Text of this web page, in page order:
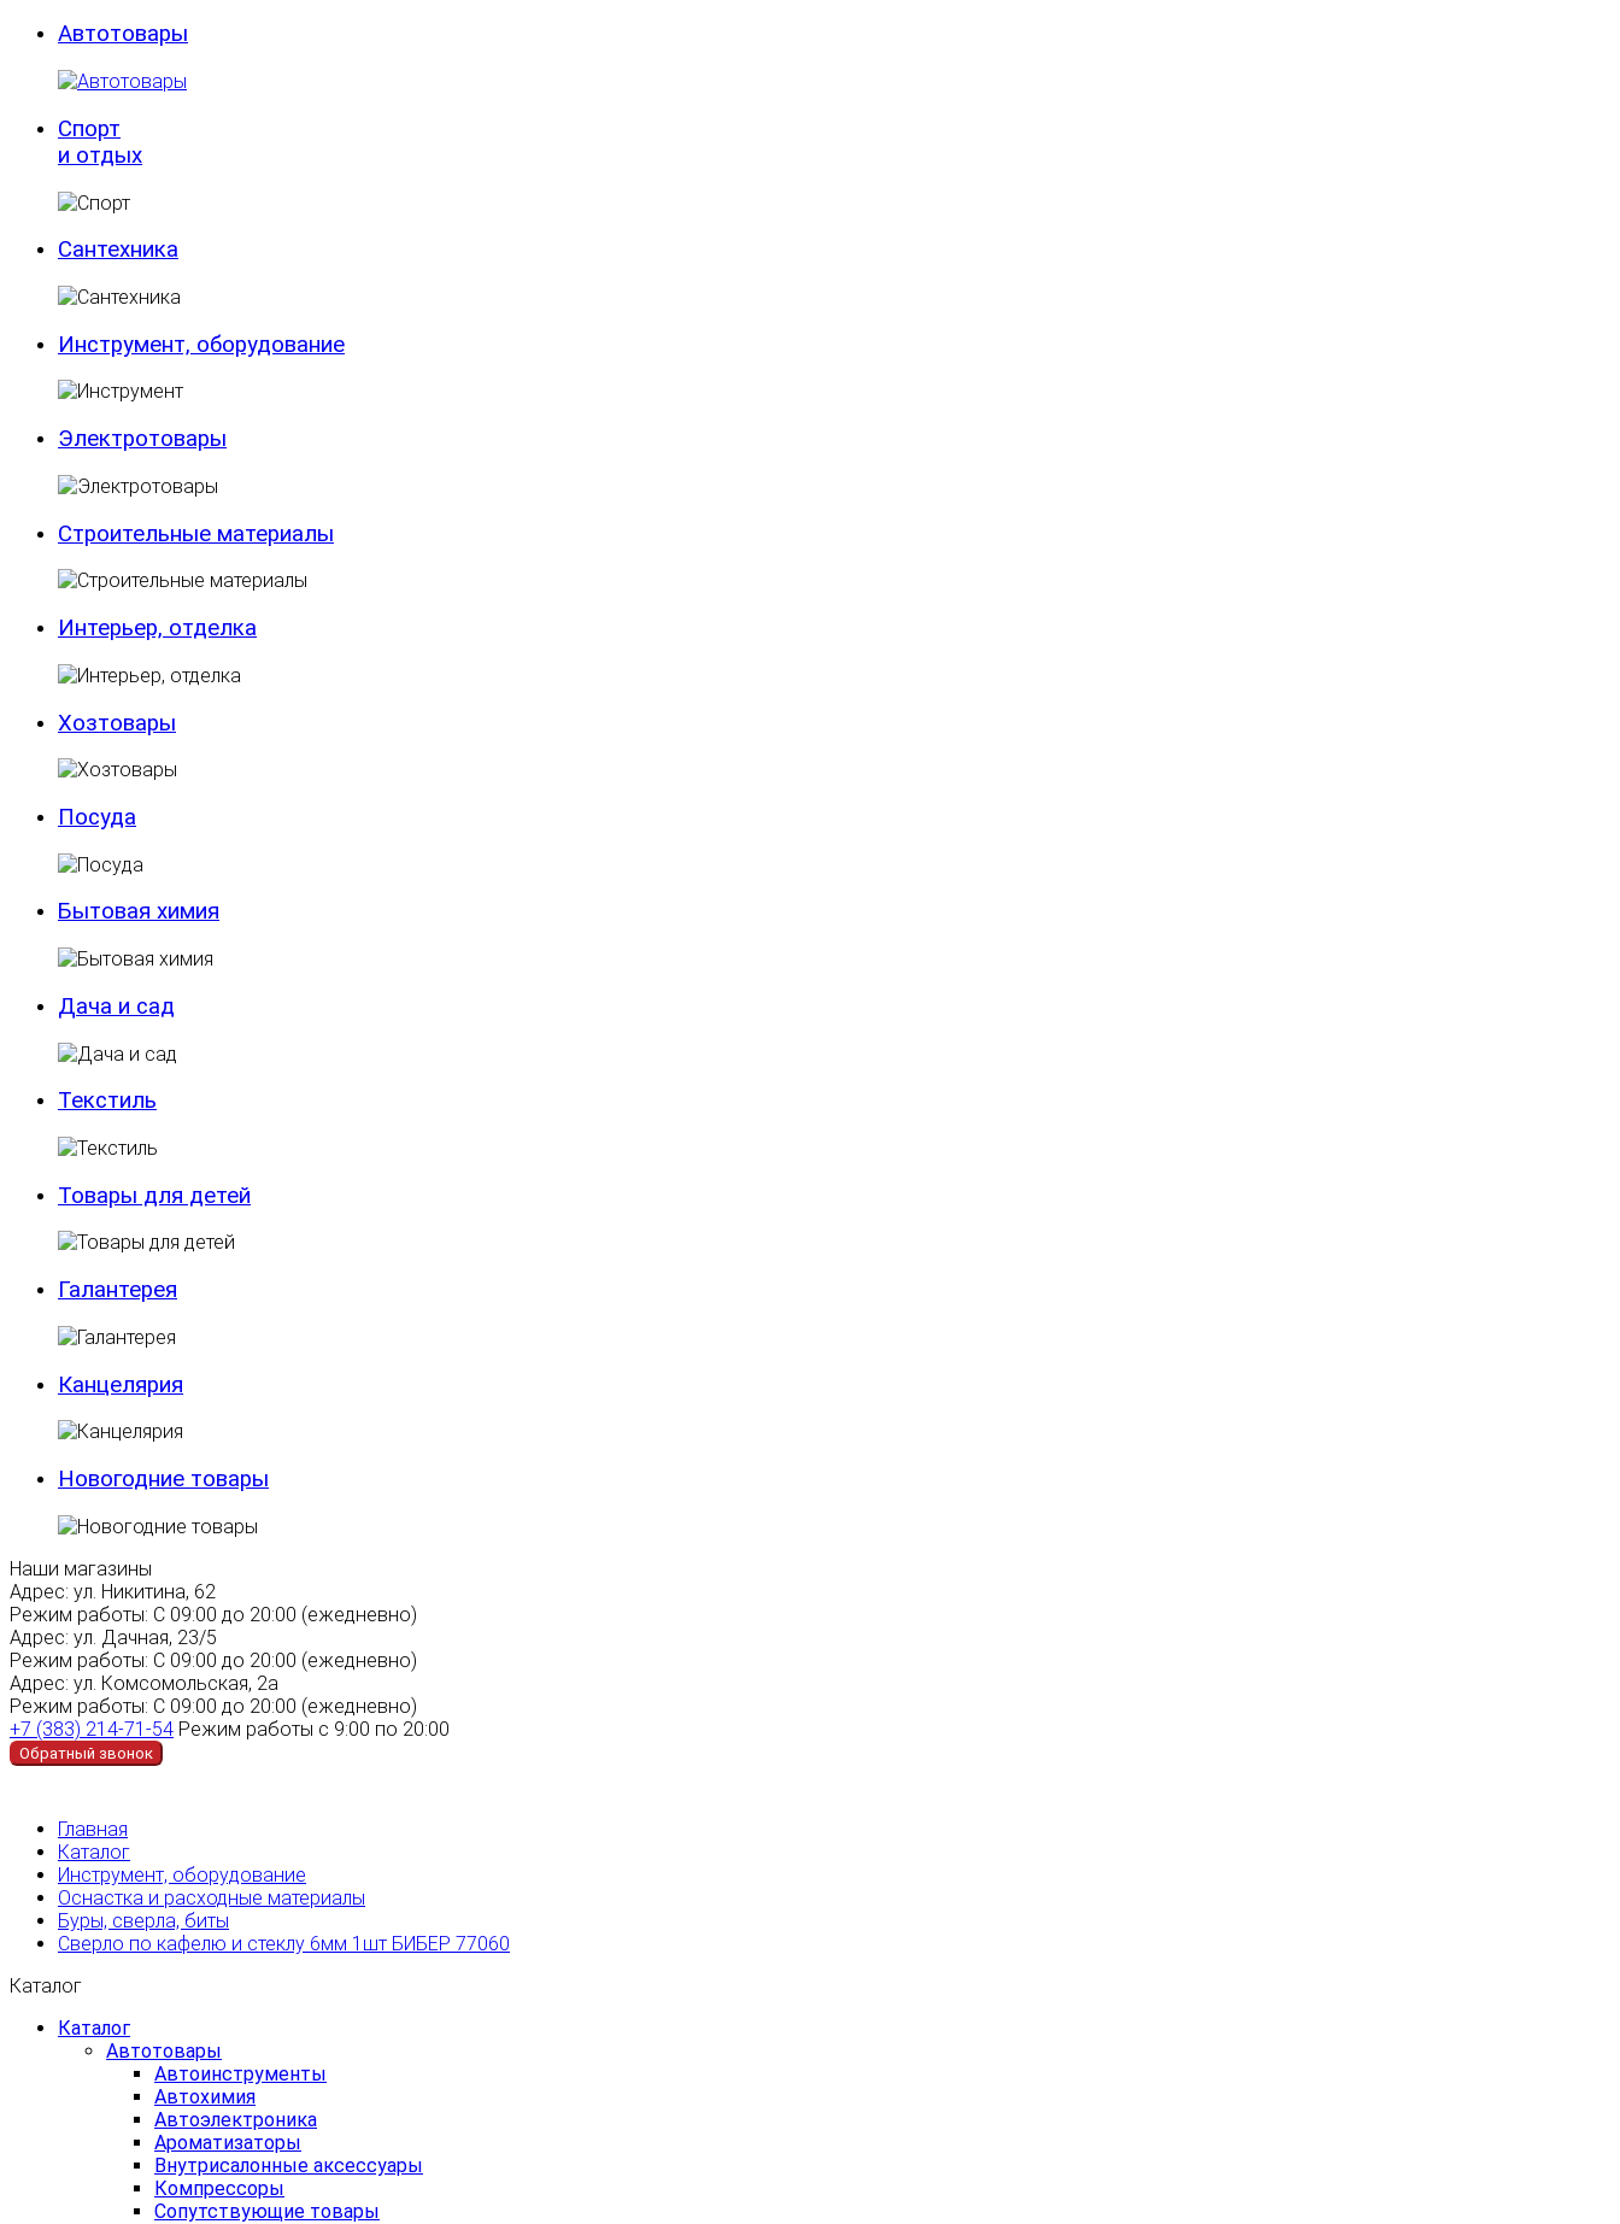
Автотовары
Спорт
и отдых
Сантехника
Инструмент, оборудование
Электротовары
Строительные материалы
Интерьер, отделка
Хозтовары
Посуда
Бытовая химия
Дача и сад
Текстиль
Товары для детей
Галантерея
Канцелярия
Новогодние товары
Наши магазины
Адрес: ул. Никитина, 62
Режим работы: С 09:00 до 20:00 (ежедневно)
Адрес: ул. Дачная, 23/5
Режим работы: С 09:00 до 20:00 (ежедневно)
Адрес: ул. Комсомольская, 2а
Режим работы: С 09:00 до 20:00 (ежедневно)
+7 (383) 214-71-54 Режим работы с 9:00 по 20:00
Обратный звонок
Главная
Каталог
Инструмент, оборудование
Оснастка и расходные материалы
Буры, сверла, биты
Сверло по кафелю и стеклу 6мм 1шт БИБЕР 77060
Каталог
Каталог
Автотовары
Автоинструменты
Автохимия
Автоэлектроника
Ароматизаторы
Внутрисалонные аксессуары
Компрессоры
Сопутствующие товары